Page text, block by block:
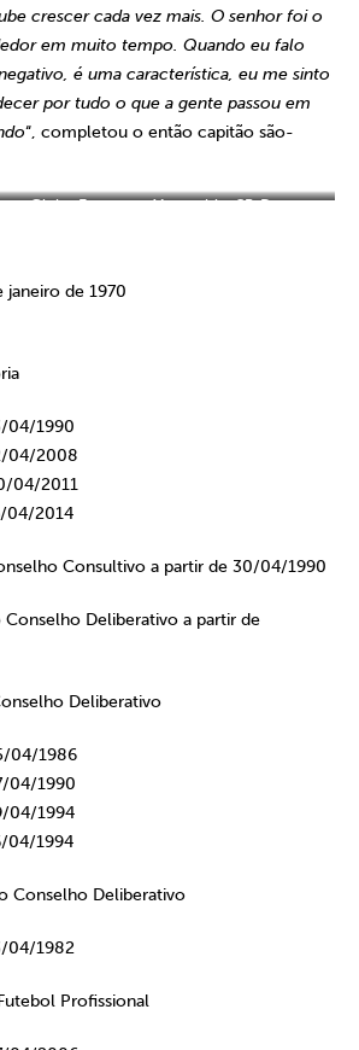
crescer cada vez mais. O senhor foi o
em muito tempo. Quando eu falo
é uma característica, eu me sinto
por tudo o que a gente passou em
“, completou o então capitão são-
ao Globo Esporte – Morumbi – SP. Data:
janeiro de 1970
04/1990
04/2008
04/2011
04/2014
Consultivo a partir de 30/04/1990
Deliberativo a partir de
Deliberativo
04/1986
04/1990
04/1994
04/1994
Conselho Deliberativo
04/1982
Profissional